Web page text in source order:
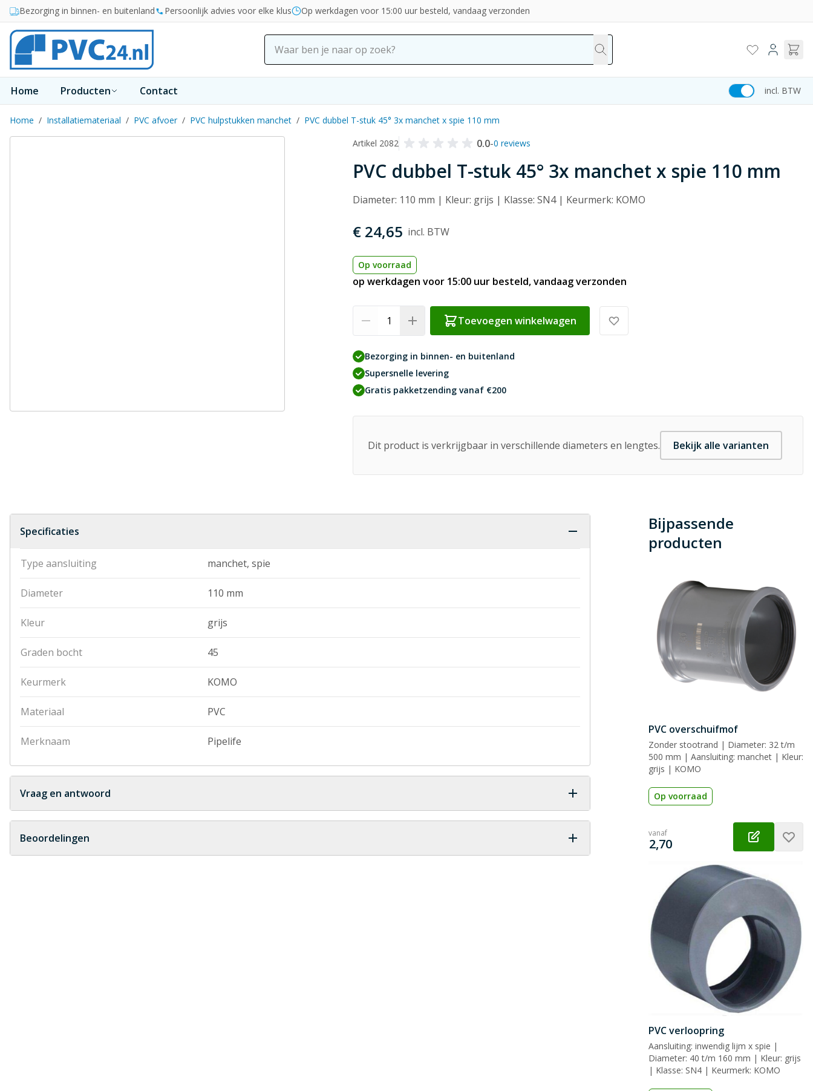
Ga naar de inhoud
Bezorging in binnen- en buitenland Persoonlijk advies voor elke klus Op werkdagen voor 15:00 uur besteld, vandaag verzonden
Home Producten Contact incl. BTW
Home / Installatiemateriaal / PVC afvoer / PVC hulpstukken manchet / PVC dubbel T-stuk 45° 3x manchet x spie 110 mm
Artikel 2082
0.0-0 reviews
PVC dubbel T-stuk 45° 3x manchet x spie 110 mm
Diameter: 110 mm | Kleur: grijs | Klasse: SN4 | Keurmerk: KOMO
€ 24,65
Op voorraad
op werkdagen voor 15:00 uur besteld, vandaag verzonden
Toevoegen winkelwagen
Bezorging in binnen- en buitenland
Supersnelle levering
Gratis pakketzending vanaf €200
Dit product is verkrijgbaar in verschillende diameters en lengtes. Bekijk alle varianten
Specificaties
Type aansluiting manchet, spie
Diameter 110 mm
Kleur grijs
Graden bocht 45
Keurmerk KOMO
Materiaal PVC
Merknaam Pipelife
Vraag en antwoord
Geen vragen
Beoordelingen
Bijpassende
producten
PVC overschuifmof
Zonder stootrand | Diameter: 32 t/m
500 mm | Aansluiting: manchet | Kleur:
grijs | KOMO
Op voorraad
vanaf
€
2,70
PVC verloopring
Aansluiting: inwendig lijm x spie |
Diameter: 40 t/m 160 mm | Kleur: grijs
| Klasse: SN4 | Keurmerk: KOMO